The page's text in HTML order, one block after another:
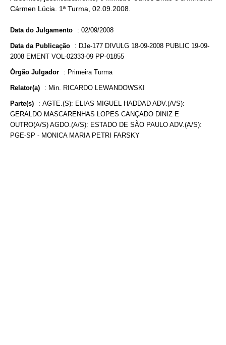
Cármen Lúcia. 1ª Turma, 02.09.2008.
Data do Julgamento : 02/09/2008
Data da Publicação : DJe-177 DIVULG 18-09-2008 PUBLIC 19-09-
2008 EMENT VOL-02333-09 PP-01855
Órgão Julgador : Primeira Turma
Relator(a) : Min. RICARDO LEWANDOWSKI
Parte(s) : AGTE.(S): ELIAS MIGUEL HADDAD ADV.(A/S):
GERALDO MASCARENHAS LOPES CANÇADO DINIZ E
OUTRO(A/S) AGDO.(A/S): ESTADO DE SÃO PAULO ADV.(A/S):
PGE-SP - MONICA MARIA PETRI FARSKY